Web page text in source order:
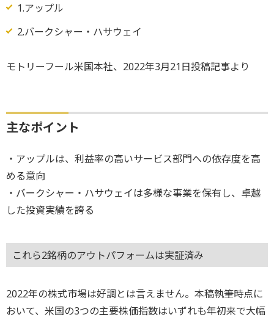
1.アップル
2.バークシャー・ハサウェイ
モトリーフール米国本社、2022年3月21日投稿記事より
主なポイント
・アップルは、利益率の高いサービス部門への依存度を高
める意向
・バークシャー・ハサウェイは多様な事業を保有し、卓越
した投資実績を誇る
これら2銘柄のアウトパフォームは実証済み
2022年の株式市場は好調とは言えません。本稿執筆時点に
おいて、米国の3つの主要株価指数はいずれも年初来で大幅